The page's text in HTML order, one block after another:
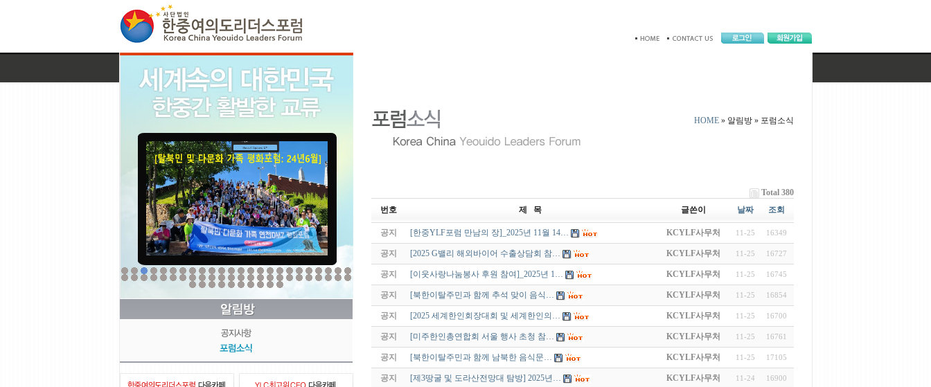
HOME» 알림방 » 포럼소식
Total 380
번호
제 목 글쓴이 날짜 조회
공지 [한중YLF포럼 만남의 장]_2025년 11월 14… KCYLF사무처 11-25 16349
공지 [2025 G밸리 해외바이어 수출상담회 참… KCYLF사무처 11-25 16727
공지 [이웃사랑나눔봉사 후원 참여]_2025년 1… KCYLF사무처 11-25 16745
공지 [북한이탈주민과 함께 추석 맞이 음식… KCYLF사무처 11-25 16854
공지 [2025 세계한인회장대회 및 세계한인의… KCYLF사무처 11-25 16700
공지 [미주한인총연합회 서울 행사 초청 참… KCYLF사무처 11-25 16761
공지 [북한이탈주민과 함께 남북한 음식문… KCYLF사무처 11-25 17105
공지 [제3땅굴 및 도라산전망대 탐방] 2025년… KCYLF사무처 11-24 16900